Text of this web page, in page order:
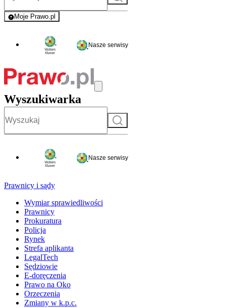
Moje Prawo.pl
- rejestracja i logowanie do serwisu
Nasze serwisy
Wyszukiwarka
Szukaj
Nasze serwisy
Prawnicy i sądy
Wymiar sprawiedliwości
Prawnicy
Prokuratura
Policja
Rynek
Strefa aplikanta
LegalTech
Sędziowie
E-doręczenia
Prawo na Oko
Orzeczenia
Zmiany w k.p.c.